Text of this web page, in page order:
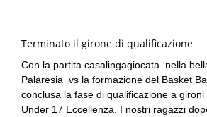
Terminato il girone di qualificazione
Con la partita casalingagiocata nella
Palaresia vs la formazione del Basket
conclusa la fase di qualificazione a
Under 17 Eccellenza. I nostri ragazzi